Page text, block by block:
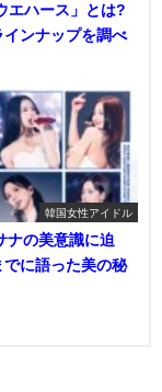
エハース」とは?
インナップを調べ
韓国女性アイドル
ナの美意識に迫
でに語った美の秘